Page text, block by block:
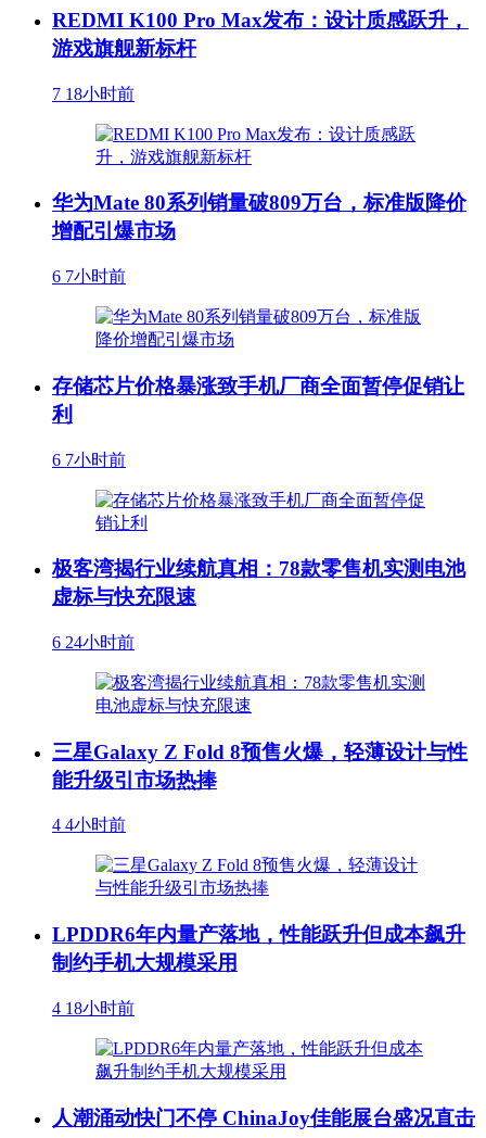
REDMI K100 Pro Max发布：设计质感跃升，
游戏旗舰新标杆
7 18小时前
华为Mate 80系列销量破809万台，标准版降价
增配引爆市场
6 7小时前
存储芯片价格暴涨致手机厂商全面暂停促销让
利
6 7小时前
极客湾揭行业续航真相：78款零售机实测电池
虚标与快充限速
6 24小时前
三星Galaxy Z Fold 8预售火爆，轻薄设计与性
能升级引市场热捧
4 4小时前
LPDDR6年内量产落地，性能跃升但成本飙升
制约手机大规模采用
4 18小时前
人潮涌动快门不停 ChinaJoy佳能展台盛况直击